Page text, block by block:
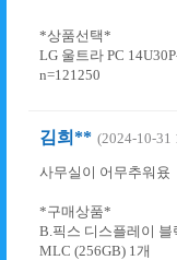
*상품선택*
LG 울트라 PC
n=121250
김희** (2024-10-31
사무실이 어무추워욨
*구매상품*
B.픽스 디스플레이 블
MLC (256GB) 1개